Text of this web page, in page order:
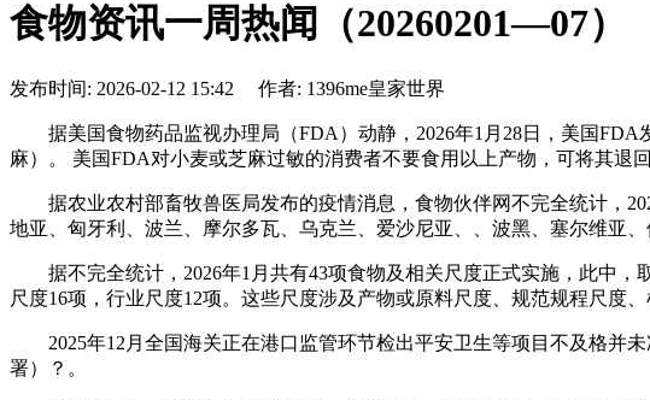
食物资讯一周热闻（20260201—07）
发布时间: 2026-02-12 15:42 作者: 1396me皇家世界
据美国食物药品监视办理局（FDA）动静，2026年1月28日，美国FDA
麻）。 美国FDA对小麦或芝麻过敏的消费者不要食用以上产物，可将其退
据农业农村部畜牧兽医局发布的疫情消息，食物伙伴网不完全统计，
地亚、匈牙利、波兰、摩尔多瓦、乌克兰、爱沙尼亚、、波黑、塞尔维亚
据不完全统计，2026年1月共有43项食物及相关尺度正式实施，此中，
尺度16项，行业尺度12项。这些尺度涉及产物或原料尺度、规范规程尺度
2025年12月全国海关正在港口监管环节检出平安卫生等项目不及格并未
署）？。